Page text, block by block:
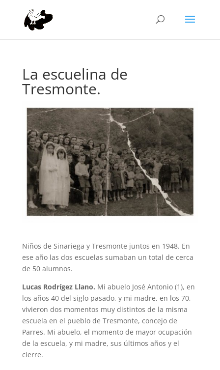
La escuelina de
Tresmonte.
Niños de Sinariega y Tresmonte juntos en 1948. En
ese año las dos escuelas sumaban un total de cerca
de 50 alumnos.
Lucas Rodrígez Llano. Mi abuelo José Antonio (1), en
los años 40 del siglo pasado, y mi madre, en los 70,
vivieron dos momentos muy distintos de la misma
escuela en el pueblo de Tresmonte, concejo de
Parres. Mi abuelo, el momento de mayor ocupación
de la escuela, y mi madre, sus últimos años y el
cierre.